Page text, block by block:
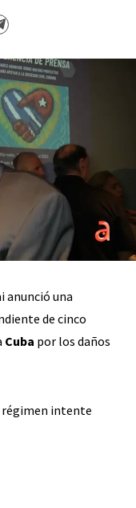
anunció una
de cinco
Cuba por los daños
régimen intente